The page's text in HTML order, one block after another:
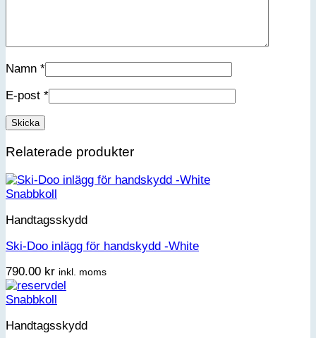
Namn *
E-post *
Relaterade produkter
Snabbkoll
Handtagsskydd
Ski-Doo inlägg för handskydd -White
790.00 kr inkl. moms
Snabbkoll
Handtagsskydd